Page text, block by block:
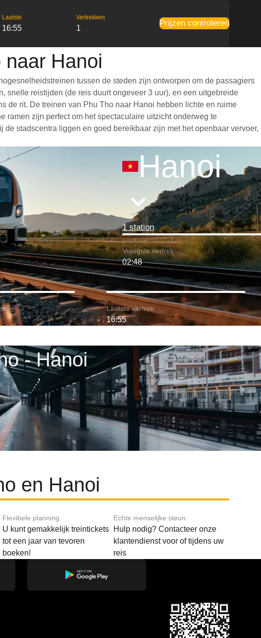
Laatste
16:55
Vertrekken
1
Prijzen controleren
Hanoi
tussen de steden zijn ontworpen om de passagiers
snelle reistijden (de reis duurt ongeveer 3 uur), en een uitgebreide
de rit. De treinen van Phu Tho naar Hanoi hebben lichte en ruime
ramen zijn perfect om het spectaculaire uitzicht onderweg te
stadscentra liggen en goed bereikbaar zijn met het openbaar vervoer,
Hanoi
1 station
Vroegste vertrek:
02:48
Laatste vertrek:
16:55
- Hanoi
en Hanoi
Flexibele planning
U kunt gemakkelijk treintickets
tot een jaar van tevoren
boeken!
Echte menselijke steun
Hulp nodig? Contacteer onze
klantendienst voor of tijdens uw
reis